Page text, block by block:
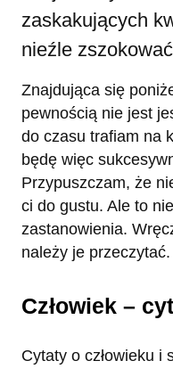
zaskakujących
nieźle
Znajdująca się
pewnością nie jest
do czasu trafiam na
będę więc
Przypuszczam, że
ci do gustu. Ale to
zastanowienia.
należy je przeczytać.
Człowiek –
Cytaty o człowieku i